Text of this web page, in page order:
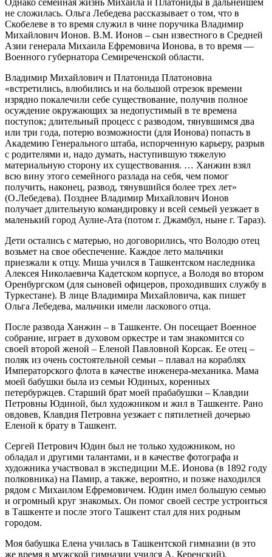
не сложилась. Ольга Лебедева рассказывает о том, что в
Скобелеве в то время служил в чине поручика Владимир
Михайлович Ионов. В.М. Ионов – сын известного в Средней
Азии генерала Михаила Ефремовича Ионова, в то время —
Военного губернатора Семиреченской области.
Владимир Михайлович и Платонида Платоновна
«встретились, влюбились и на большой отрезок времени
изрядно покалечили себе существование, получив полное
осуждение окружающих за недопустимый в те времена
поступок; длительный процесс с разводом, тянувшимся два
или три года, потерю возможности (для Ионова) попасть в
Академию Генерального штаба, испорченную карьеру, разрыв
с родителями и, надо думать, наступившую тяжелую
материальную сторону их существования. … Ханжин взял
всю вину этого семейного разлада на себя, чем помог
получить, наконец, развод, тянувшийся более трех лет»
(О.Лебедева). Позднее Владимир Михайлович Ионов
получает длительную командировку и всей семьей уезжает в
маленький город Аулие-Ата (потом г. Джамбул, ныне г. Тараз).
Дети остались с матерью, но договорились, что Володю отец
возьмет на свое обеспечение. Каждое лето мальчики
приезжали к отцу. Миша учился в Ташкентском наследника
Алексея Николаевича Кадетском корпусе, а Володя во втором
Оренбургском (для сыновей офицеров, проходивших службу в
Туркестане). В лице Владимира Михайловича, как пишет
Ольга Лебедева, мальчики имели ласкового отца.
После развода Ханжин – в Ташкенте. Он посещает Военное
собрание, играет в духовом оркестре и там знакомится со
своей второй женой – Еленой Павловной Корсак. Ее отец –
поляк из очень состоятельной семьи – плавал на кораблях
Императорского флота в качестве инженера-механика. Мама
моей бабушки была из семьи Юдиных, коренных
петербуржцев. Старший брат моей прабабушки – Клавдии
Петровны Юдиной, был художником и жил в Ташкенте. Рано
овдовев, Клавдия Петровна уезжает с пятилетней дочерью
Еленой к брату в Ташкент.
Сергей Петрович Юдин был не только художником, но
обладал и другими талантами, и в качестве фотографа и
художника участвовал в экспедиции М.Е. Ионова (в 1892 году
полковника) на Памир, а также, вероятно, и позже находился
рядом с Михаилом Ефремовичем. Юдин имел большую семью
и огромный круг знакомых. Он помог своей сестре устроиться
в Ташкенте и после этого Ташкент стал для них родным
городом.
Моя бабушка Елена училась в Ташкентской гимназии (в это
же время в мужской гимназии учился А. Керенский).